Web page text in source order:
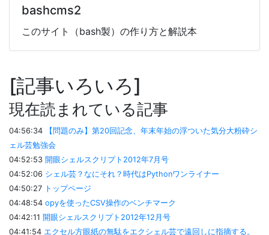
bashcms2
このサイト（bash製）の作り方と解説本
記事いろいろ
現在読まれている記事
04:56:34
【問題のみ】第20回記念、年末年始の浮ついた気分大粉砕シ
ェル芸勉強会
04:52:53 開眼シェルスクリプト2012年7月号
04:52:06 シェル芸？なにそれ？時代はPythonワンライナー
04:50:27 トップページ
04:48:54 opyを使ったCSV操作のベンチマーク
04:42:11 開眼シェルスクリプト2012年12月号
04:41:54 エクセル方眼紙の無駄をエクシェル芸で遠回しに指摘する。